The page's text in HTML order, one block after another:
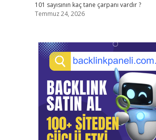
101 sayısının kaç tane çarpanı vardır ?
Temmuz 24, 2026